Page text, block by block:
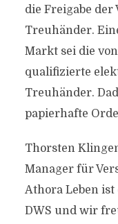
die Freigabe
Treuhänder.
Markt sei die
qualifizierte
Treuhänder.
papierhafte
Thorsten
Manager für
Athora Leben
DWS und wir